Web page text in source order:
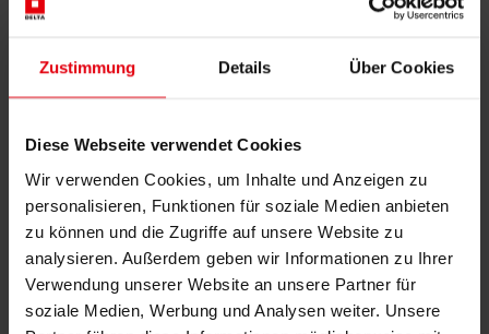
Zustimmung Details Über Cookies
Diese Webseite verwendet Cookies
Wir verwenden Cookies, um Inhalte und Anzeigen zu
personalisieren, Funktionen für soziale Medien anbieten
zu können und die Zugriffe auf unsere Website zu
analysieren. Außerdem geben wir Informationen zu Ihrer
Verwendung unserer Website an unsere Partner für
soziale Medien, Werbung und Analysen weiter. Unsere
Integrale Beratung
ESG und EU-Taxonomie Beratung
Gutachten
Projektmonitoring
IT Services
Referenzen
Über uns
Karriere
News & Events
Kontakt